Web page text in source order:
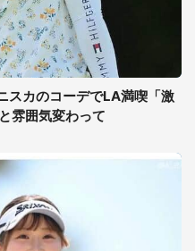
スカのコーデでLA満喫「激
雰囲気変わって